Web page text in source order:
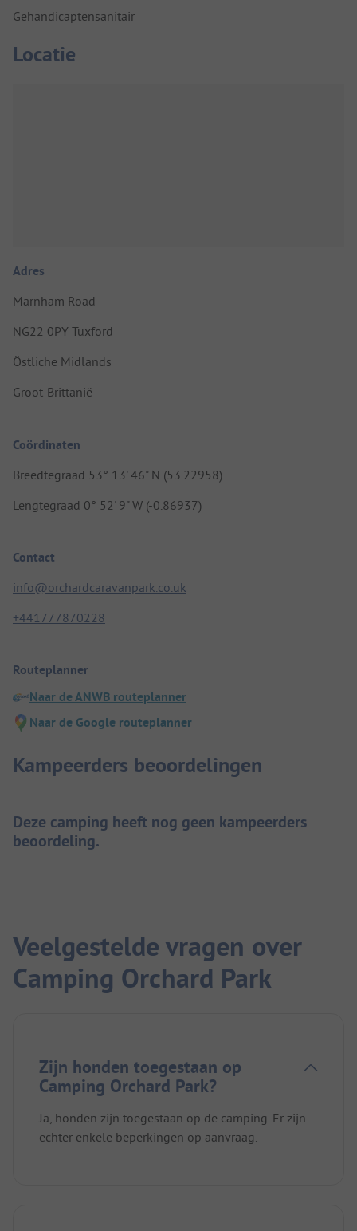
Gehandicaptensanitair
Locatie
Adres
Marnham Road
NG22 0PY Tuxford
Östliche Midlands
Groot-Brittanië
Coördinaten
Breedtegraad 53° 13' 46" N (53.22958)
Lengtegraad 0° 52' 9" W (-0.86937)
Contact
info@orchardcaravanpark.co.uk
+441777870228
Routeplanner
Naar de ANWB routeplanner
Naar de Google routeplanner
Kampeerders beoordelingen
Deze camping heeft nog geen kampeerders
beoordeling.
Veelgestelde vragen over
Camping Orchard Park
Zijn honden toegestaan op
Camping Orchard Park?
Ja, honden zijn toegestaan op de camping. Er zijn
echter enkele beperkingen op aanvraag.